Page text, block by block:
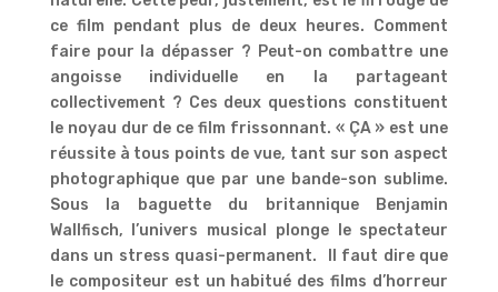
ce film pendant plus de deux heures. Comment
faire pour la dépasser ? Peut-on combattre une
angoisse individuelle en la partageant
collectivement ? Ces deux questions constituent
le noyau dur de ce film frissonnant. « ÇA » est une
réussite à tous points de vue, tant sur son aspect
photographique que par une bande-son sublime.
Sous la baguette du britannique Benjamin
Wallfisch, l’univers musical plonge le spectateur
dans un stress quasi-permanent. Il faut dire que
le compositeur est un habitué des films d’horreur